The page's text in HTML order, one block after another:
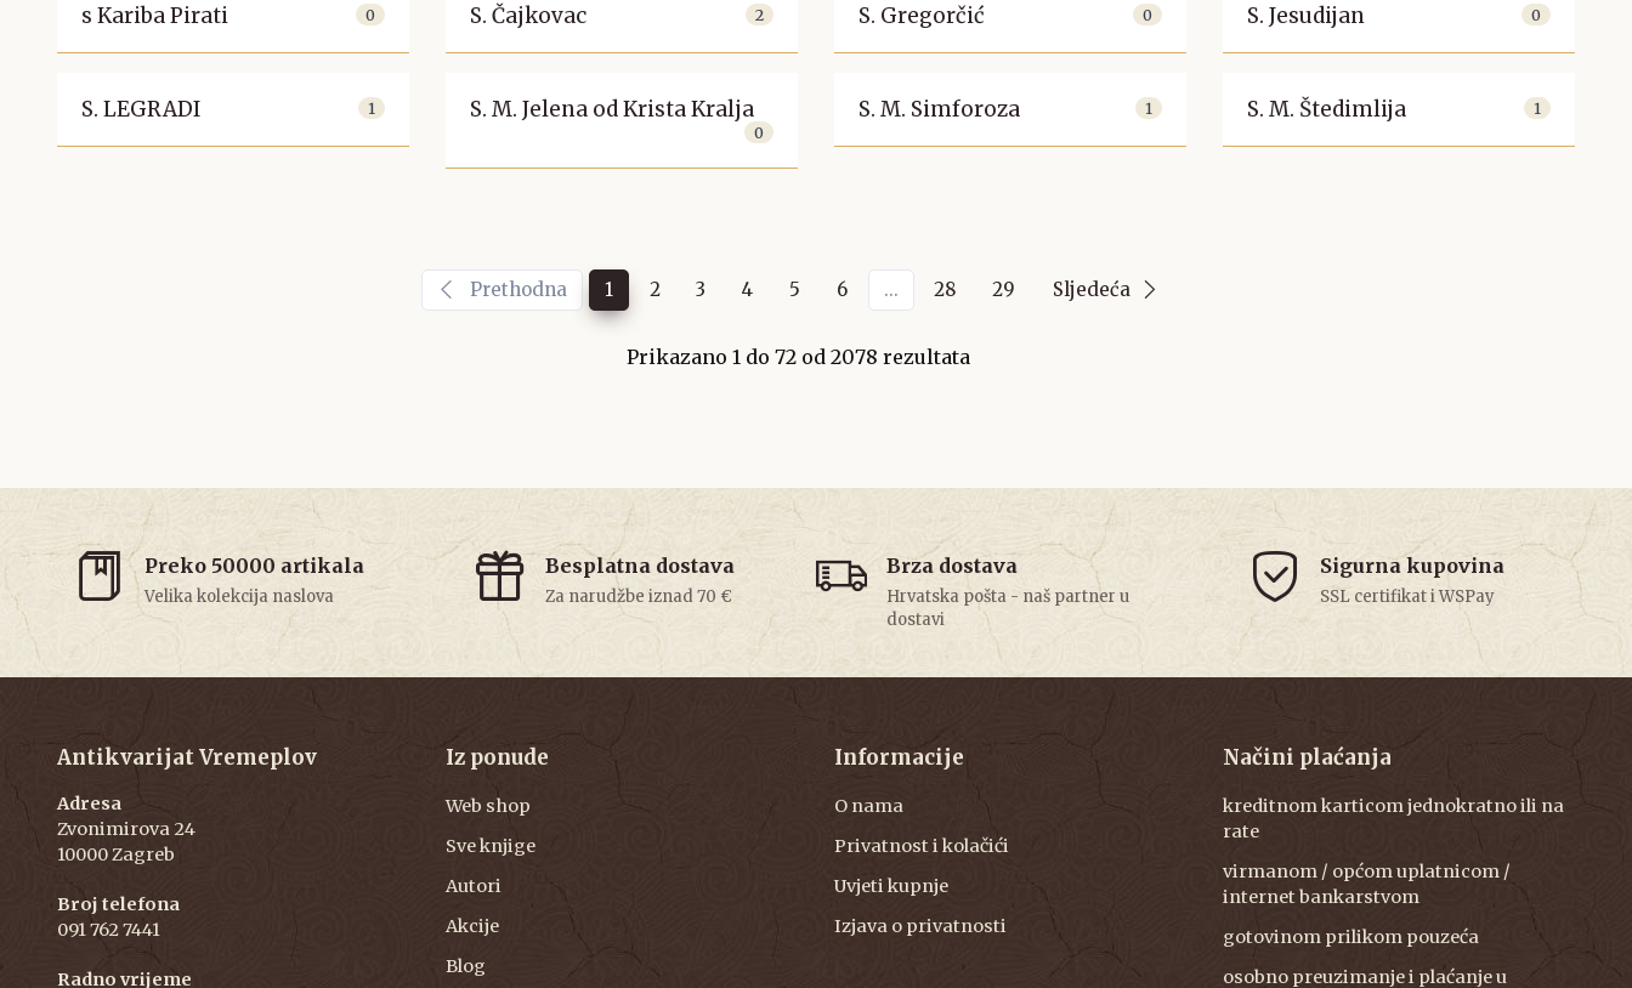
s Kariba Pirati 0 S. Čajkovac 2 S. Gregorčić 0 S. Jesudijan 0
S. LEGRADI 1 S. M. Jelena od Krista Kralja
0
S. M. Simforoza 1 S. M. Štedimlija 1
Prethodna 1 2 3 4 5 6 ... 28 29 Sljedeća
Prikazano 1 do 72od 2078 rezultata
Preko 50000 artikala
Velika kolekcija naslova
Besplatna dostava
Za narudžbe iznad 70 €
Brza dostava
Hrvatska pošta - naš partner u
dostavi
Sigurna kupovina
SSL certifikat i WSPay
Antikvarijat Vremeplov
Adresa
Zvonimirova 24
10000 Zagreb
Broj telefona
091 762 7441
Radno vrijeme
Iz ponude
Web shop
Sve knjige
Autori
Akcije
Blog
Informacije
O nama
Privatnost i kolačići
Uvjeti kupnje
Izjava o privatnosti
Načini plaćanja
kreditnom karticom jednokratno ili na
rate
virmanom / općom uplatnicom /
internet bankarstvom
gotovinom prilikom pouzeća
osobno preuzimanje i plaćanje u